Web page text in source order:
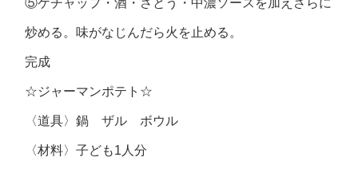
⑤ケチャップ・酒・さとう・中濃ソースを加えさらに
炒める。味がなじんだら火を止める。
完成
☆ジャーマンポテト☆
〈道具〉鍋 ザル ボウル
〈材料〉子ども1人分